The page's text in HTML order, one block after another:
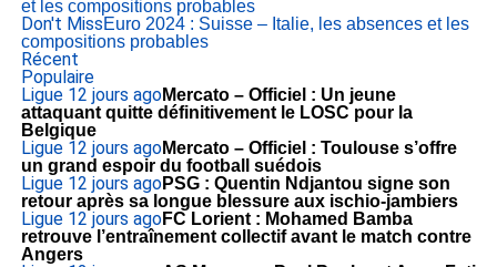
et les compositions probables
Don't MissEuro 2024 : Suisse – Italie, les absences et les
compositions probables
Récent
Populaire
Ligue 12 jours agoMercato – Officiel : Un jeune
attaquant quitte définitivement le LOSC pour la
Belgique
Ligue 12 jours agoMercato – Officiel : Toulouse s’offre
un grand espoir du football suédois
Ligue 12 jours agoPSG : Quentin Ndjantou signe son
retour après sa longue blessure aux ischio-jambiers
Ligue 12 jours agoFC Lorient : Mohamed Bamba
retrouve l’entraînement collectif avant le match contre
Angers